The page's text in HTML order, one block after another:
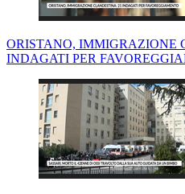
ORISTANO, IMMIGRAZIONE
INDAGATI PER